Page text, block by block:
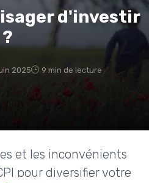
d'investir
2025 9 min de lecture
et les inconvénients
pour diversifier votre